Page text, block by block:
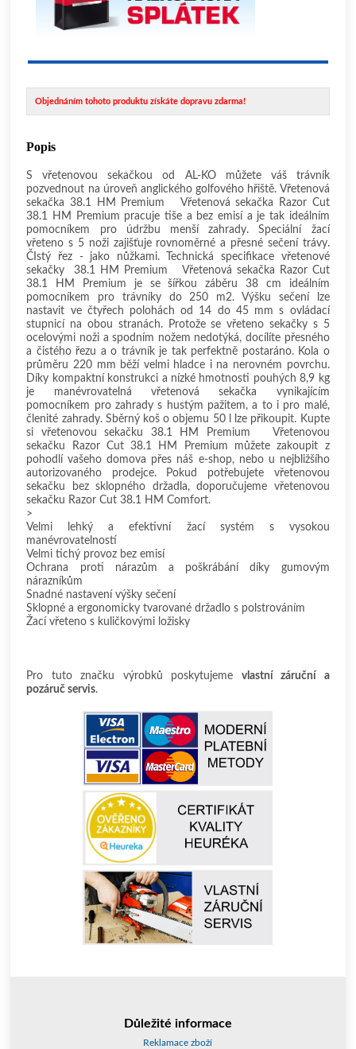
Objednáním tohoto produktu získáte dopravu zdarma!
Popis
S vřetenovou sekačkou od AL-KO můžete váš trávník
pozvednout na úroveň anglického golfového hřiště. Vřetenová
sekačka 38.1 HM Premium Vřetenová sekačka Razor Cut
38.1 HM Premium pracuje tiše a bez emisí a je tak ideálním
pomocníkem pro údržbu menší zahrady. Speciální žací
vřeteno s 5 noži zajišťuje rovnoměrné a přesné sečení trávy.
ČIstý řez - jako nůžkami. Technická specifikace vřetenové
sekačky 38.1 HM Premium Vřetenová sekačka Razor Cut
38.1 HM Premium je se šířkou záběru 38 cm ideálním
pomocníkem pro trávníky do 250 m2. Výšku sečení lze
nastavit ve čtyřech polohách od 14 do 45 mm s ovládací
stupnicí na obou stranách. Protože se vřeteno sekačky s 5
ocelovými noži a spodním nožem nedotýká, docílíte přesného
a čistého řezu a o trávník je tak perfektně postaráno. Kola o
průměru 220 mm běží velmi hladce i na nerovném povrchu.
Díky kompaktní konstrukci a nízké hmotnosti pouhých 8,9 kg
je manévrovatelná vřetenová sekačka vynikajícím
pomocníkem pro zahrady s hustým pažitem, a to i pro malé,
členité zahrady. Sběrný koš o objemu 50 l lze přikoupit. Kupte
si vřetenovou sekačku 38.1 HM Premium Vřetenovou
sekačku Razor Cut 38.1 HM Premium můžete zakoupit z
pohodlí vašeho domova přes náš e-shop, nebo u nejbližšího
autorizovaného prodejce. Pokud potřebujete vřetenovou
sekačku bez sklopného držadla, doporučujeme vřetenovou
sekačku Razor Cut 38.1 HM Comfort.
>
Velmi lehký a efektivní žací systém s vysokou
manévrovatelností
Velmi tichý provoz bez emisí
Ochrana proti nárazům a poškrábání díky gumovým
nárazníkům
Snadné nastavení výšky sečení
Sklopné a ergonomicky tvarované držadlo s polstrováním
Žací vřeteno s kuličkovými ložisky
Pro tuto značku výrobků poskytujeme vlastní záruční a
pozáruč servis.
Důležité informace
Reklamace zboží